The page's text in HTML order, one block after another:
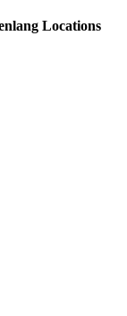
Locations